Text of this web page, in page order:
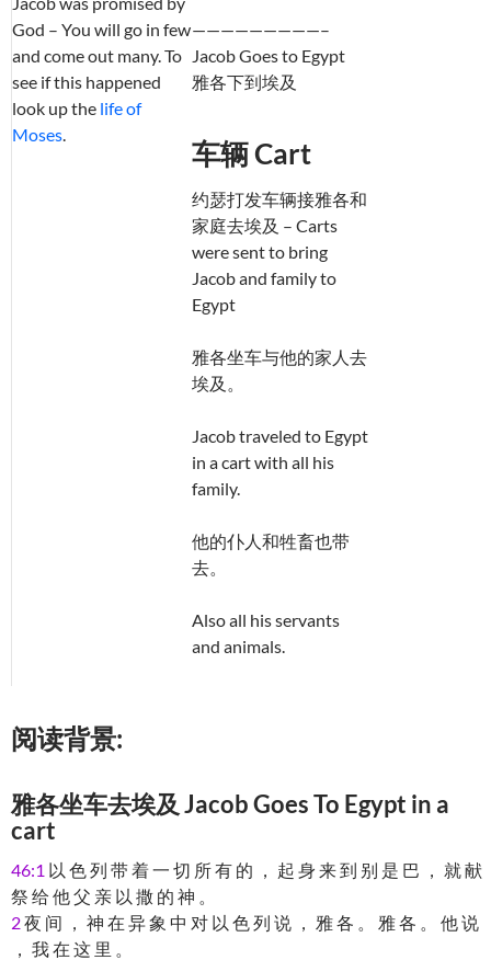
God – You will go in few
and come out many. To
see if this happened
look up the life of
Moses.
—————————–
Jacob Goes to Egypt
雅各下到埃及
车辆 Cart
约瑟打发车辆接雅各和
家庭去埃及 – Carts
were sent to bring
Jacob and family to
Egypt
雅各坐车与他的家人去
埃及。
Jacob traveled to Egypt
in a cart with all his
family.
他的仆人和牲畜也带
去。
Also all his servants
and animals.
阅读背景:
雅各坐车去埃及 Jacob Goes To Egypt in a
cart
46:1 以 色 列 带 着 一 切 所 有 的 ， 起 身 来 到 别 是 巴 ， 就 献
祭 给 他 父 亲 以 撒 的 神 。
2夜 间 ， 神 在 异 象 中 对 以 色 列 说 ， 雅 各 。 雅 各 。 他 说
， 我 在 这 里 。